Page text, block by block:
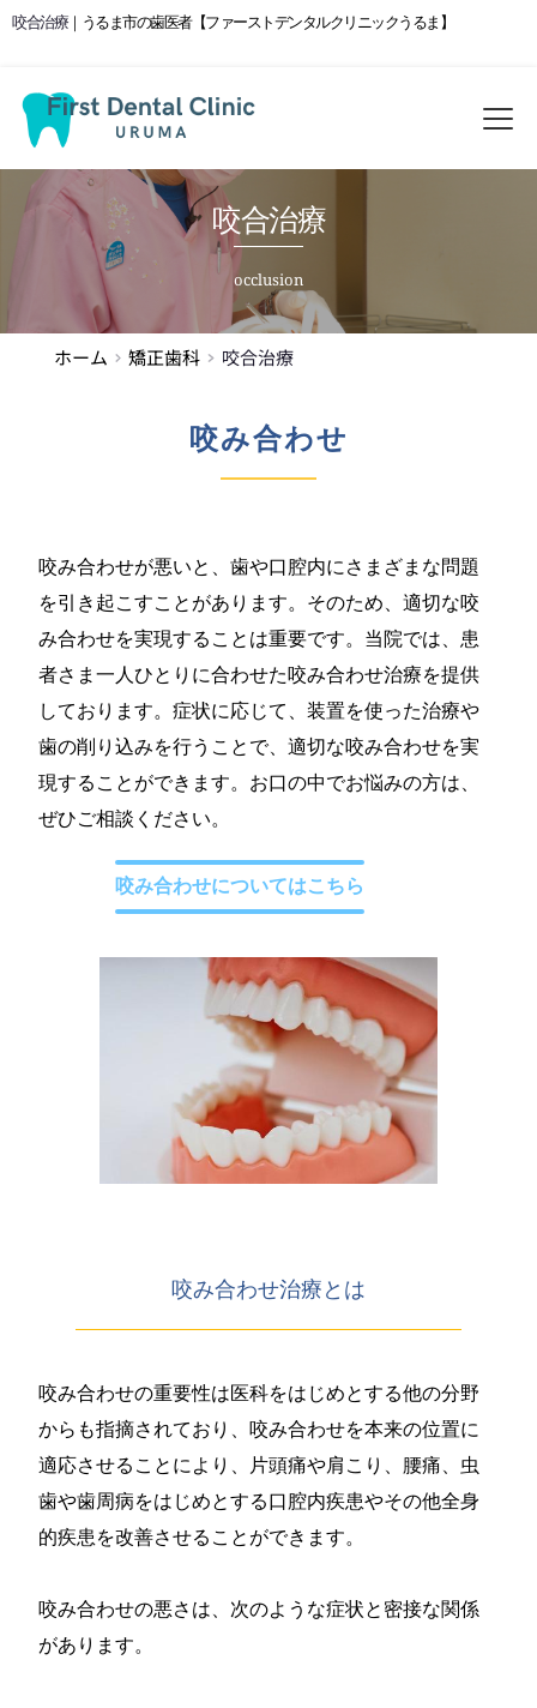
咬合治療｜うるま市の歯医者【ファーストデンタルクリニックうるま】
咬合治療
occlusion
ホーム 矯正歯科 咬合治療
咬み合わせ
咬み合わせが悪いと、歯や口腔内にさまざまな問題
を引き起こすことがあります。そのため、適切な咬
み合わせを実現することは重要です。当院では、患
者さま一人ひとりに合わせた咬み合わせ治療を提供
しております。症状に応じて、装置を使った治療や
歯の削り込みを行うことで、適切な咬み合わせを実
現することができます。お口の中でお悩みの方は、
ぜひご相談ください。
咬み合わせについてはこちら
咬み合わせ治療とは
咬み合わせの重要性は医科をはじめとする他の分野
からも指摘されており、咬み合わせを本来の位置に
適応させることにより、片頭痛や肩こり、腰痛、虫
歯や歯周病をはじめとする口腔内疾患やその他全身
的疾患を改善させることができます。
咬み合わせの悪さは、次のような症状と密接な関係
があります。